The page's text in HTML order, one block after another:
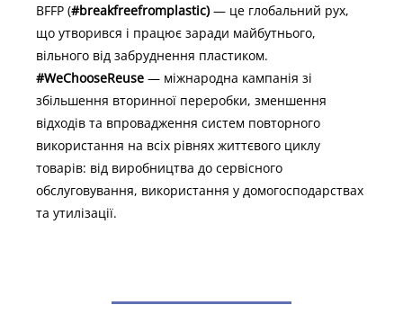
BFFP (#breakfreefromplastic)—це глобальний рух,
що утворився і працює заради майбутнього,
вільного від забруднення пластиком.
#WeChooseReuse —міжнародна кампанія зі
збільшення вторинної переробки, зменшення
відходів та впровадження систем повторного
використання на всіх рівнях життєвого циклу
товарів: від виробництва до сервісного
обслуговування, використання у домогосподарствах
та утилізації.